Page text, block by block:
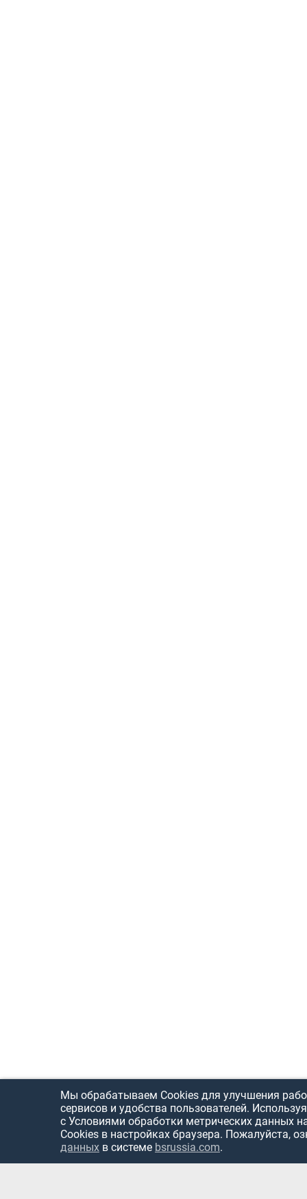
Мы обрабатываем Cookies для улучшения
сервисов и удобства пользователей.
с Условиями обработки метрических данных
Cookies в настройках браузера. Пожалуйста,
данных в системе bsrussia.com.